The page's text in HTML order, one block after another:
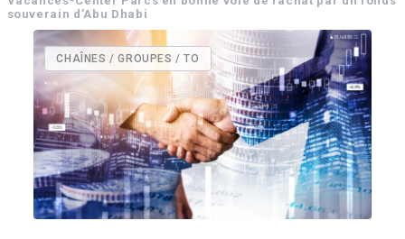
souverain d’Abu Dhabi
CHAÎNES / GROUPES / TO